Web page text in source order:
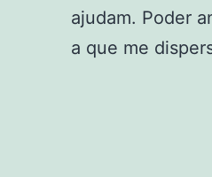
ajudam. Poder
a que me